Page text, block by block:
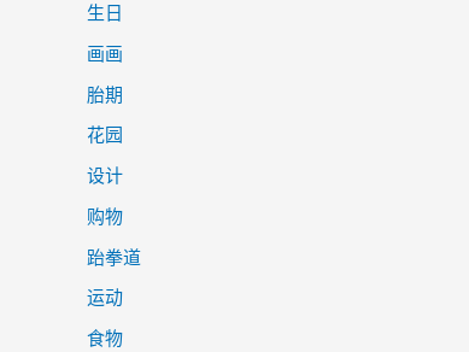
生日
画画
胎期
花园
设计
购物
跆拳道
运动
食物